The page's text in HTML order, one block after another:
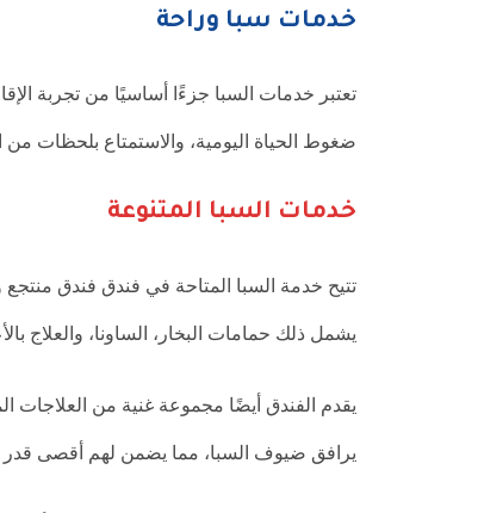
خدمات سبا وراحة
تعتبر خدمات السبا جزءًا أساسيًا من تجربة
ضغوط الحياة اليومية، والاستمتاع بلحظات من
خدمات السبا المتنوعة
تتيح خدمة السبا المتاحة في فندق فندق منتجع
يشمل ذلك حمامات البخار، الساونا، والعلاج
يقدم الفندق أيضًا مجموعة غنية من
يرافق ضيوف السبا، مما يضمن لهم أقصى قدر